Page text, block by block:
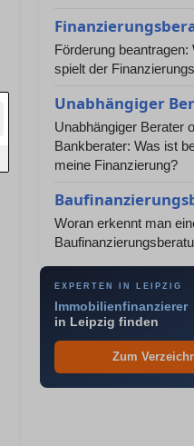
Förderung beantragen:
spielt der
Unabhängiger
Unabhängiger Berater
Bankberater: Was ist
meine Finanzierung?
Woran erkennt man
EXPERTEN IN LEIPZIG
Immobilienfinanzierer
in Leipzig finden
Zum